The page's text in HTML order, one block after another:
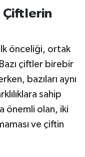
Çiftlerin
önceliği, ortak
çiftler birebir
bazıları aynı
sahip
önemli olan, iki
ve çiftin